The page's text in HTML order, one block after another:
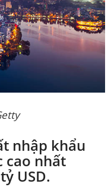
nhập khẩu
cao nhất
USD.